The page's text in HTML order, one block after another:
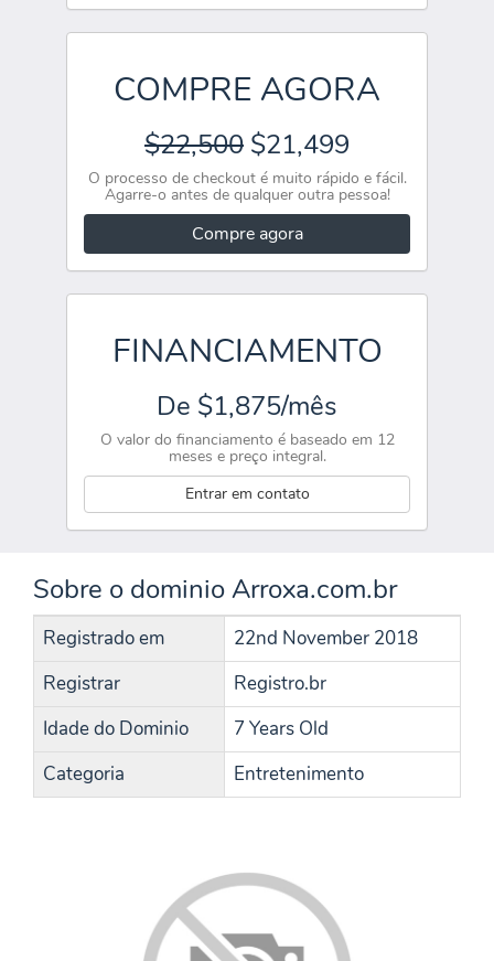
COMPRE AGORA
$22,500 $21,499
O processo de checkout é muito rápido e fácil.
Agarre-o antes de qualquer outra pessoa!
Compre agora
FINANCIAMENTO
De $1,875/mês
O valor do financiamento é baseado em 12
meses e preço integral.
Entrar em contato
Sobre o dominio Arroxa.com.br
Registrado em
22nd November 2018
Registrar
Registro.br
Idade do Dominio
7 Years Old
Categoria
Entretenimento